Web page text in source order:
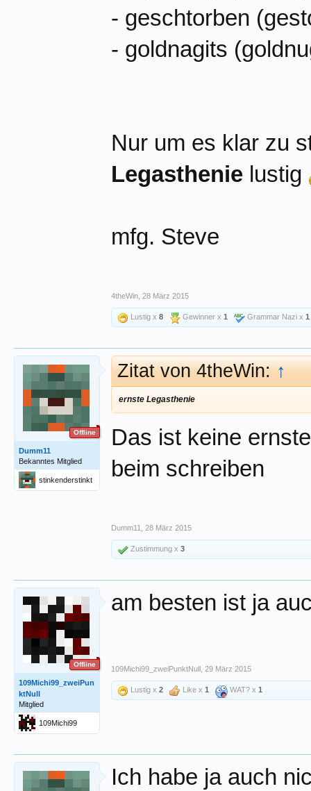
- geschtorben
- goldnagits
Nur um es klar zu
Legasthenie lustig
mfg. Steve
4theWin 28 März 2015
Lustig x 8 Gewinner x 1 Grammar Nazi x 1
Offline
Dumm11
Bekanntes Mitglied
stinkenderstinkt
Zitat von 4theWin:↑
ernste Legasthenie
Das ist keine
beim schreiben
Dumm11 28 März 2015
Zustimmung x 3
Offline
109Michi99_zweiPun
ktNull
Mitglied
109Michi99
am besten ist ja
109Michi99_zweiPunktNull 29 März 2015
Lustig x 2 Like x 1 WAT? x 1
Ich habe ja auch